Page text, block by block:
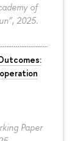
of
2025.
Paper